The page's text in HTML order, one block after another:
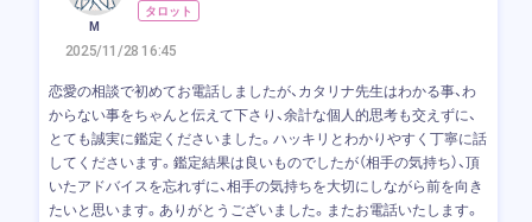
M
タロット
2025/11/28 16:45
恋愛の相談で初めてお電話しましたが、カタリナ先生はわかる事、わ
からない事をちゃんと伝えて下さり、余計な個人的思考も交えずに、
とても誠実に鑑定くださいました。ハッキリとわかりやすく丁寧に話
してくださいます。鑑定結果は良いものでしたが（相手の気持ち）、頂
いたアドバイスを忘れずに、相手の気持ちを大切にしながら前を向き
たいと思います。ありがとうございました。またお電話いたします。